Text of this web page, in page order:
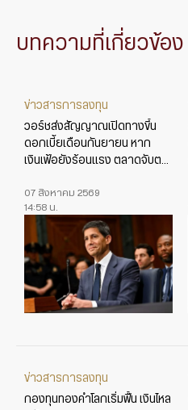
บทความที่เกี่ยวข้อง
ข่าวสารการลงทุน
วอร์ชส่งสัญญาณเปิดทางขึ้น
ดอกเบี้ยเดือนกันยายน หาก
เงินเฟ้อยังร้อนแรง ตลาดจับตา
07 สิงหาคม 2569
14:58 น.
ข่าวสารการลงทุน
กองทุนทองคำโลกเริ่มฟื้น เงินไหล